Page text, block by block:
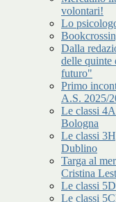
volontari!
Lo
Dalla
delle quinte
futuro"
Primo
A.S. 2025/
Le classi
Bologna
Le classi
Dublino
Targa al
Cristina
Le classi
Le classi